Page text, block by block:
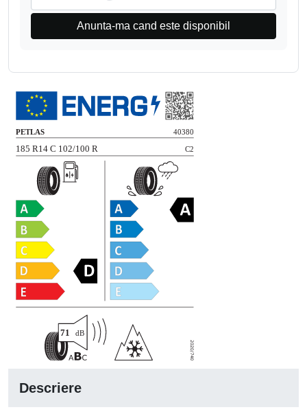
Anunta-ma cand este disponibil
Descriere